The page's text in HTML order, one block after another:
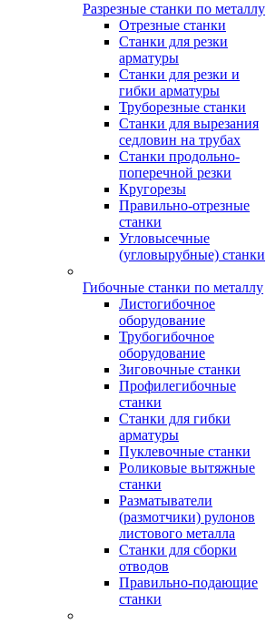
Разрезные станки по металлу
Отрезные станки
Станки для резки
арматуры
Станки для резки и
гибки арматуры
Труборезные станки
Станки для вырезания
седловин на трубаx
Станки продольно-
поперечной резки
Кругорезы
Правильно-отрезные
станки
Угловысечные
(угловырубные) станки
Гибочные станки по металлу
Листогибочное
оборудование
Трубогибочное
оборудование
Зиговочные станки
Профилегибочные
станки
Станки для гибки
арматуры
Пуклевочные станки
Роликовые вытяжные
станки
Разматыватели
(размотчики) рулонов
листового металла
Станки для сборки
отводов
Правильно-подающие
станки